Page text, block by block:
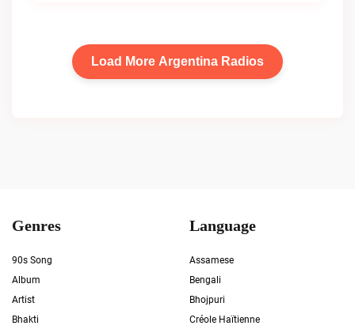
Load More Argentina Radios
Genres
90s Song
Album
Artist
Bhakti
Language
Assamese
Bengali
Bhojpuri
Créole Haïtienne